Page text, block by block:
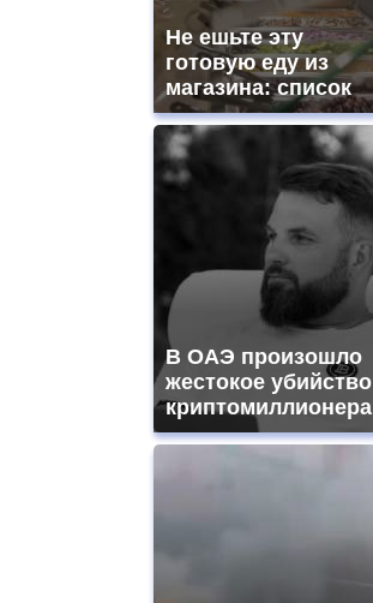
Не ешьте эту
готовую еду из
магазина: список
В ОАЭ произошло
жестокое убийство
криптомиллионера